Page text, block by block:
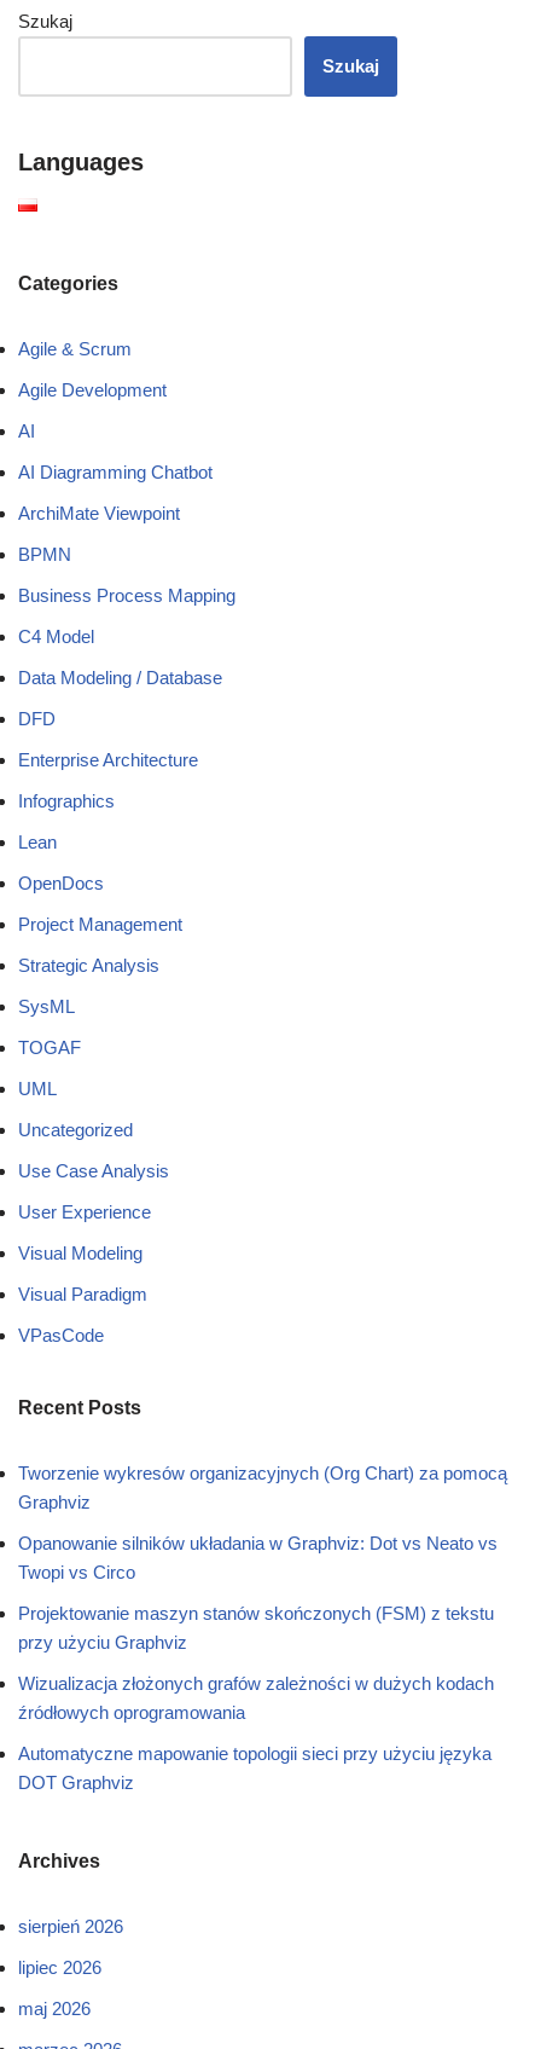
Szukaj
Szukaj
Languages
Categories
Agile & Scrum
Agile Development
AI
AI Diagramming Chatbot
ArchiMate Viewpoint
BPMN
Business Process Mapping
C4 Model
Data Modeling / Database
DFD
Enterprise Architecture
Infographics
Lean
OpenDocs
Project Management
Strategic Analysis
SysML
TOGAF
UML
Uncategorized
Use Case Analysis
User Experience
Visual Modeling
Visual Paradigm
VPasCode
Recent Posts
Tworzenie wykresów organizacyjnych (Org Chart) za pomocą
Graphviz
Opanowanie silników układania w Graphviz: Dot vs Neato vs
Twopi vs Circo
Projektowanie maszyn stanów skończonych (FSM) z tekstu
przy użyciu Graphviz
Wizualizacja złożonych grafów zależności w dużych kodach
źródłowych oprogramowania
Automatyczne mapowanie topologii sieci przy użyciu języka
DOT Graphviz
Archives
sierpień 2026
lipiec 2026
maj 2026